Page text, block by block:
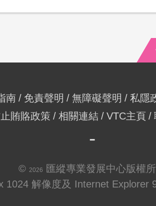
南 免責聲明 無障礙聲明
私隱
賄賂政策
相關連結 VTC主頁
© 2026
匯縱專業發展中心版權
1024 解像度及 Internet Explorer